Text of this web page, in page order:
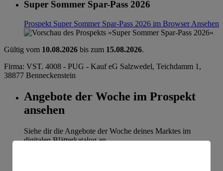
Super Sommer Spar-Pass 2026
Prospekt Super Sommer Spar-Pass 2026 im BrowserAnsehen
Gültig vom 10.08.2026 bis zum 15.08.2026.
Firma: VST. 4008 - PUG - Kauf eG Salzwedel, Teichdamm 1,
38877 Benneckenstein
Angebote der Woche im Prospekt
ansehen
Siehe dir die Angebote der Woche deines Marktes im
digitalen Blätterkatalog an.